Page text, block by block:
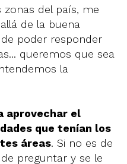
zonas del país, me
de la buena
poder responder
queremos que sea
la
aprovechar el
que tenían los
áreas. Si no es de
preguntar y se le